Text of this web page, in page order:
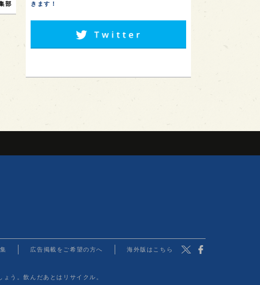
部
きます！
広告掲載をご希望の方へ 海外版はこちら
Twitter
う。飲んだあとはリサイクル。